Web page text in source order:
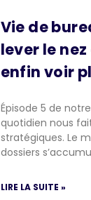
Vie de
lever le
enfin voir
Épisode 5 de
quotidien nous
stratégiques. Le
dossiers
LIRE LA SUITE »